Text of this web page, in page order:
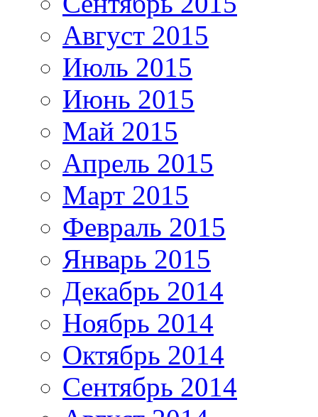
Август 2015
Июль 2015
Июнь 2015
Май 2015
Апрель 2015
Март 2015
Февраль 2015
Январь 2015
Декабрь 2014
Ноябрь 2014
Октябрь 2014
Сентябрь 2014